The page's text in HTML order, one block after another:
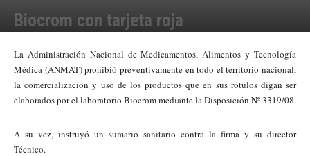
Biocrom con tarjeta roja
La Administración Nacional de Medicamentos, Alimentos y Tecnología
Médica (ANMAT) prohibió preventivamente en todo el territorio nacional,
la comercialización y uso de los productos que en sus rótulos digan ser
elaborados por el laboratorio Biocrom mediante la Disposición Nº 3319/08.
A su vez, instruyó un sumario sanitario contra la firma y su director
Técnico.